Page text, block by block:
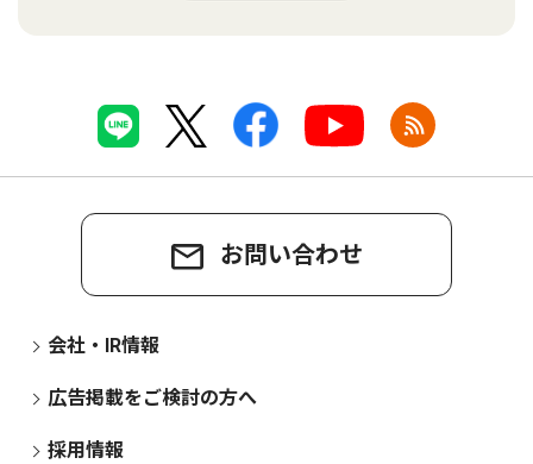
お問い合わせ
会社・IR情報
広告掲載をご検討の方へ
採用情報